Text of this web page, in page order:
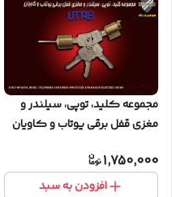
مجموعه کلید، توپی، سیلندر و
مغزی قفل برقی یوتاب و کاویان
1,750,000
افزودن به سبد